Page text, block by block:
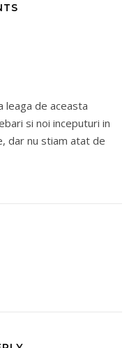
leaga de aceasta
si noi inceputuri in
dar nu stiam atat de